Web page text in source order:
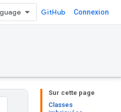
GitHub Connexion
Sur cette page
Classes